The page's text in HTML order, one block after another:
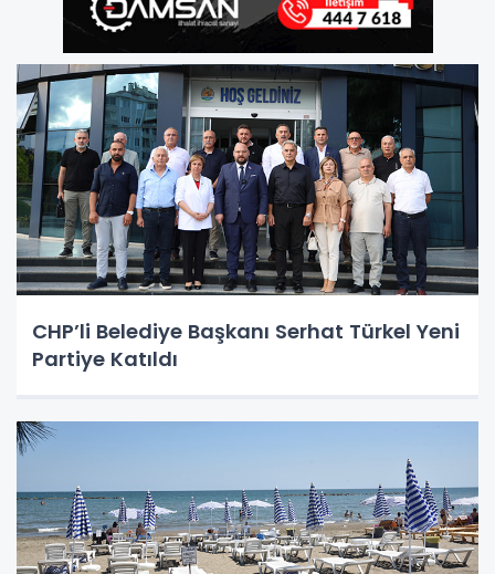
CHP’li Belediye Başkanı Serhat Türkel Yeni
Partiye Katıldı